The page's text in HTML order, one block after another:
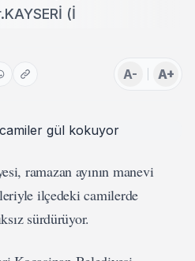
(İ
A- A+
ramazan ayının manevi
ilçedeki camilerde
sürdürüyor.